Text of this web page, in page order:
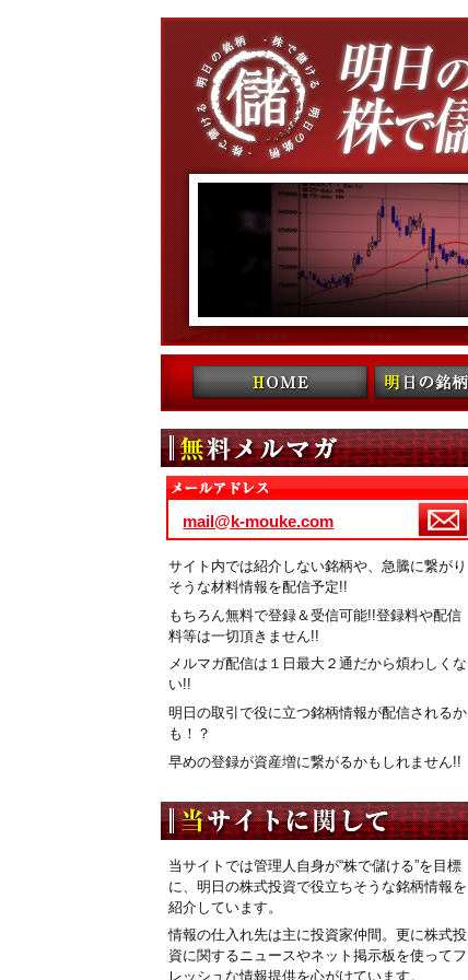
コンテンツへ移動
mail@k-mouke.com
サイト内では紹介しない銘柄や、急騰に繋がり
そうな材料情報を配信予定!!
もちろん無料で登録＆受信可能!!登録料や配信
料等は一切頂きません!!
メルマガ配信は１日最大２通だから煩わしくな
い!!
明日の取引で役に立つ銘柄情報が配信されるか
も！？
早めの登録が資産増に繋がるかもしれません!!
当サイトでは管理人自身が“株で儲ける”を目標
に、明日の株式投資で役立ちそうな銘柄情報を
紹介しています。
情報の仕入れ先は主に投資家仲間。更に株式投
資に関するニュースやネット掲示板を使ってフ
レッシュな情報提供を心がけています。